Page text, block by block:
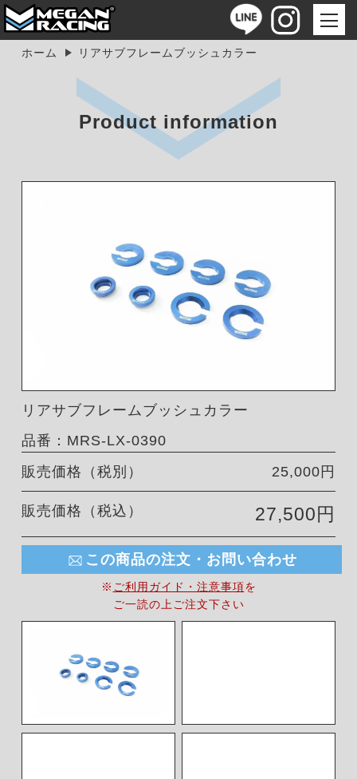
ホーム リアサブフレームブッシュカラー
Product information
リアサブフレームブッシュカラー
品番：MRS-LX-0390
販売価格（税別）
25,000円
販売価格（税込） 27,500円
この商品の注文・お問い合わせ
※ ご利用ガイド・注意事項を
ご一読の上ご注文下さい